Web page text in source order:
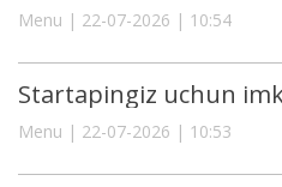
Menu | 22-07-2026 | 10:54
Startapingiz uchun
Menu | 22-07-2026 | 10:53